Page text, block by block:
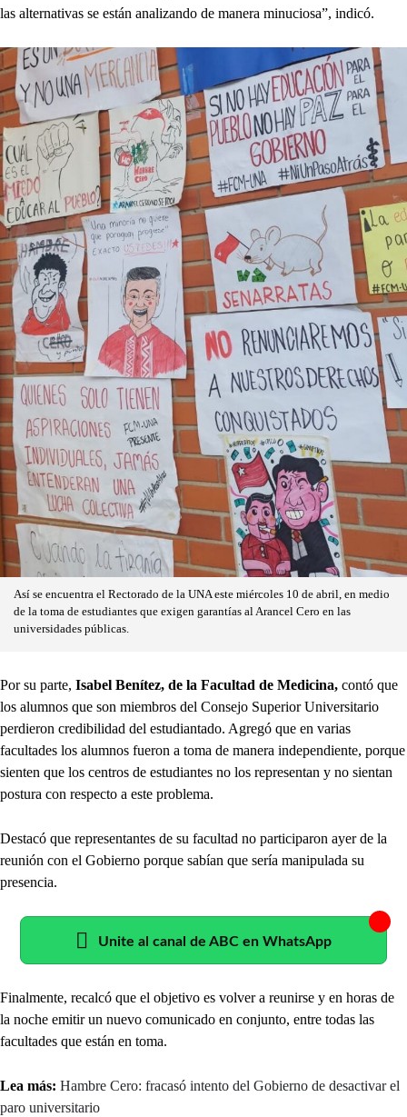
las alternativas se están analizando de manera minuciosa”, indicó.
Así se encuentra el Rectorado de la UNA este miércoles 10 de abril, en medio
de la toma de estudiantes que exigen garantías al Arancel Cero en las
universidades públicas.
Por su parte, Isabel Benítez, de la Facultad de Medicina, contó que
los alumnos que son miembros del Consejo Superior Universitario
perdieron credibilidad del estudiantado. Agregó que en varias
facultades los alumnos fueron a toma de manera independiente, porque
sienten que los centros de estudiantes no los representan y no sientan
postura con respecto a este problema.
Destacó que representantes de su facultad no participaron ayer de la
reunión con el Gobierno porque sabían que sería manipulada su
presencia.
Unite al canal de ABC en WhatsApp
Finalmente, recalcó que el objetivo es volver a reunirse y en horas de
la noche emitir un nuevo comunicado en conjunto, entre todas las
facultades que están en toma.
Lea más: Hambre Cero: fracasó intento del Gobierno de desactivar el
paro universitario